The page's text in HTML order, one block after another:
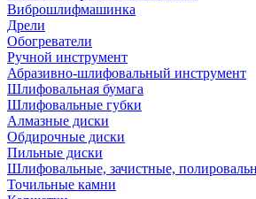
Виброшлифмашинка
Дрели
Обогреватели
Ручной инструмент
Абразивно-шлифовальный инструмент
Шлифовальная бумага
Шлифовальные губки
Алмазные диски
Обдирочные диски
Пильные диски
Шлифовальные, зачистные,
Точильные камни